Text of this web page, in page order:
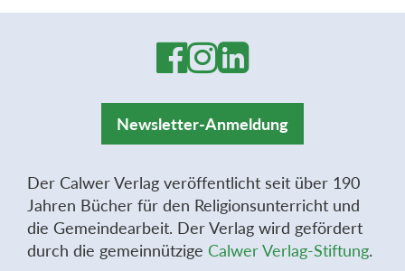
Newsletter-Anmeldung
Der Calwer Verlag veröffentlicht seit über 190
Jahren Bücher für den Religionsunterricht und
die Gemeindearbeit. Der Verlag wird gefördert
durch die gemeinnützige Calwer Verlag-Stiftung.